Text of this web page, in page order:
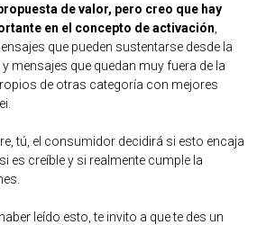
de valor, pero creo que hay
en el concepto de activación
que pueden sustentarse desde la
mensajes que quedan muy fuera de la
de otras categoría con mejores
tú, el consumidor decidirá si esto encaja
es creíble y si realmente cumple la
leído esto, te invito a que te des un